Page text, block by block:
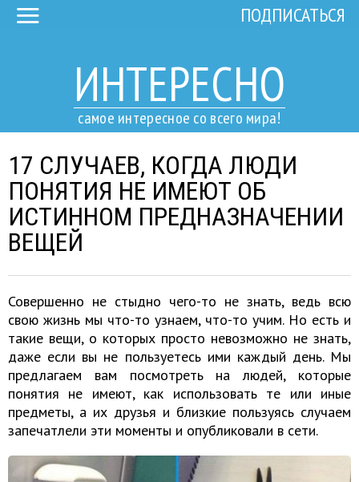
ИНТЕРЕСНО
самое интересное со всего мира!
ПОДПИСАТЬСЯ
17 СЛУЧАЕВ, КОГДА ЛЮДИ
ПОНЯТИЯ НЕ ИМЕЮТ ОБ
ИСТИННОМ ПРЕДНАЗНАЧЕНИИ
ВЕЩЕЙ
Совершенно не стыдно чего-то не знать, ведь всю
свою жизнь мы что-то узнаем, что-то учим. Но есть и
такие вещи, о которых просто невозможно не знать,
даже если вы не пользуетесь ими каждый день. Мы
предлагаем вам посмотреть на людей, которые
понятия не имеют, как использовать те или иные
предметы, а их друзья и близкие пользуясь случаем
запечатлели эти моменты и опубликовали в сети.